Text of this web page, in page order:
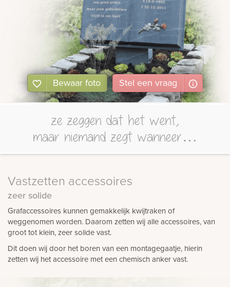
Bewaar foto Stel een vraag
ze zeggen dat het went,
maar niemand zegt wanneer…
Vastzetten accessoires
zeer solide
Grafaccessoires kunnen gemakkelijk kwijtraken of
weggenomen worden. Daarom zetten wij alle accessoires, van
groot tot klein, zeer solide vast.
Dit doen wij door het boren van een montagegaatje, hierin
zetten wij het accessoire met een chemisch anker vast.